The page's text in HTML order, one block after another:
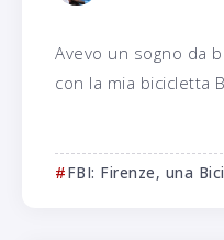
Avevo un sogno da
con la mia bicicletta
FBI: Firenze, una